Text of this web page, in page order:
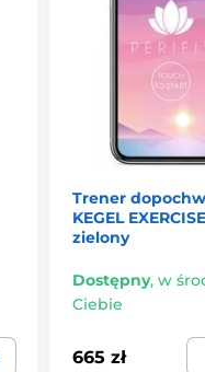
Trener
KEGEL
zielony
Dostępny, w
Ciebie
665 zł